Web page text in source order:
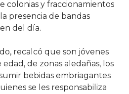
colonias y fraccionamientos
presencia de bandas
del día.
recalcó que son jóvenes
de zonas aledañas, los
bebidas embriagantes
se les responsabiliza